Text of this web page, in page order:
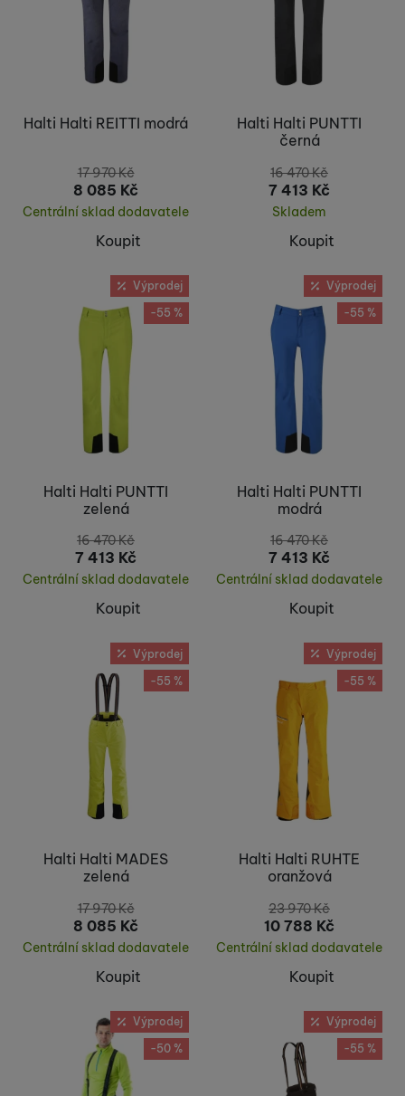
Halti Halti REITTI modrá
17 970Kč
8 085 Kč
Centrální sklad dodavatele
Koupit
Halti Halti PUNTTI
černá
16 470Kč
7 413 Kč
Skladem
Koupit
Výprodej
-55 %
Halti Halti PUNTTI
zelená
16 470Kč
7 413 Kč
Centrální sklad dodavatele
Koupit
Výprodej
-55 %
Halti Halti PUNTTI
modrá
16 470Kč
7 413 Kč
Centrální sklad dodavatele
Koupit
Výprodej
-55 %
Halti Halti MADES
zelená
17 970Kč
8 085 Kč
Centrální sklad dodavatele
Koupit
Výprodej
-55 %
Halti Halti RUHTE
oranžová
23 970Kč
10 788 Kč
Centrální sklad dodavatele
Koupit
Výprodej
-50 %
Výprodej
-55 %